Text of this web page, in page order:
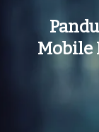
Mobile